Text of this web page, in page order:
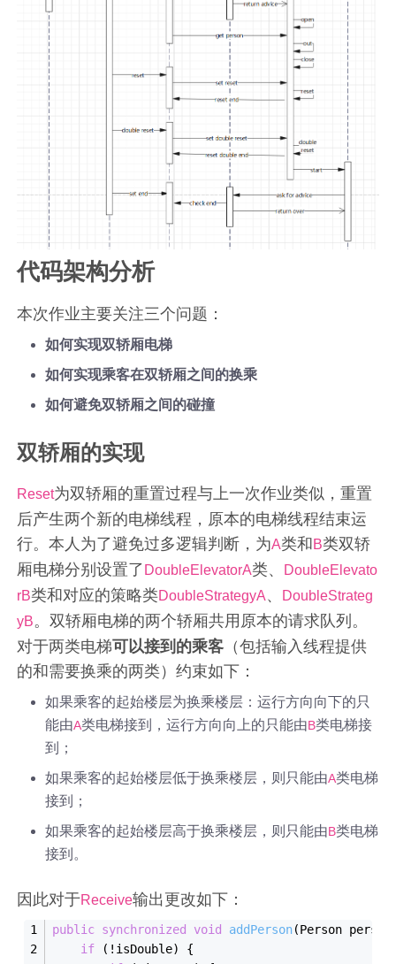
代码架构分析
本次作业主要关注三个问题：
如何实现双轿厢电梯
如何实现乘客在双轿厢之间的换乘
如何避免双轿厢之间的碰撞
双轿厢的实现
Reset为双轿厢的重置过程与上一次作业类似，重置
后产生两个新的电梯线程，原本的电梯线程结束运
行。本人为了避免过多逻辑判断，为A类和 B类双轿
厢电梯分别设置了 DoubleElevatorA类、
DoubleElevato
rB类和对应的策略类DoubleStrategyA、
DoubleStrateg
yB。双轿厢电梯的两个轿厢共用原本的请求队列。
对于两类电梯可以接到的乘客 （包括输入线程提供
的和需要换乘的两类）约束如下：
如果乘客的起始楼层为换乘楼层：运行方向向下的只
能由A类电梯接到，运行方向向上的只能由B类电梯接
到；
如果乘客的起始楼层低于换乘楼层，则只能由A类电梯
接到；
如果乘客的起始楼层高于换乘楼层，则只能由B类电梯
接到。
因此对于Receive输出更改如下：
public synchronized void addPerson(Person person
if (!isDouble) {